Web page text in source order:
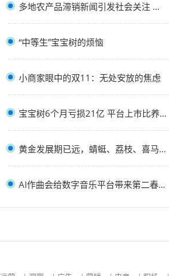
多地农产品滞销新闻引发社会关注 如何破解困局
“中等生”宝宝树的烦恼
小商家眼中的双11：无处安放的焦虑
宝宝树6个月亏损21亿 平台上市比养娃难？
黄金发展期已远，蜻蜓、荔枝、喜马拉雅们下一
AI作曲会给数字音乐平台带来第二春吗？